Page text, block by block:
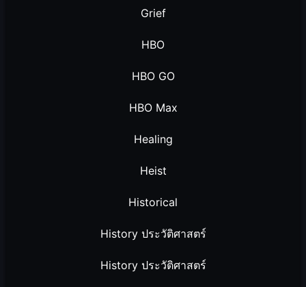
Grief
HBO
HBO GO
HBO Max
Healing
Heist
Historical
History ประวัติศาสตร์
History ประวัติศาสตร์